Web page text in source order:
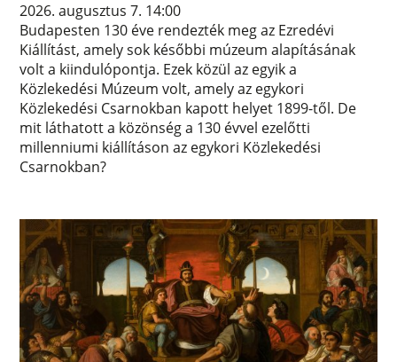
2026. augusztus 7. 14:00
Budapesten 130 éve rendezték meg az Ezredévi
Kiállítást, amely sok későbbi múzeum alapításának
volt a kiindulópontja. Ezek közül az egyik a
Közlekedési Múzeum volt, amely az egykori
Közlekedési Csarnokban kapott helyet 1899-től. De
mit láthatott a közönség a 130 évvel ezelőtti
millenniumi kiállításon az egykori Közlekedési
Csarnokban?